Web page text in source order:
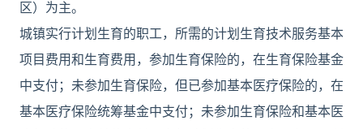
区）为主。
城镇实行计划生育的职工，所需的计划生育技术服务基本
项目费用和生育费用，参加生育保险的，在生育保险基金
中支付；未参加生育保险，但已参加基本医疗保险的，在
基本医疗保险统筹基金中支付；未参加生育保险和基本医